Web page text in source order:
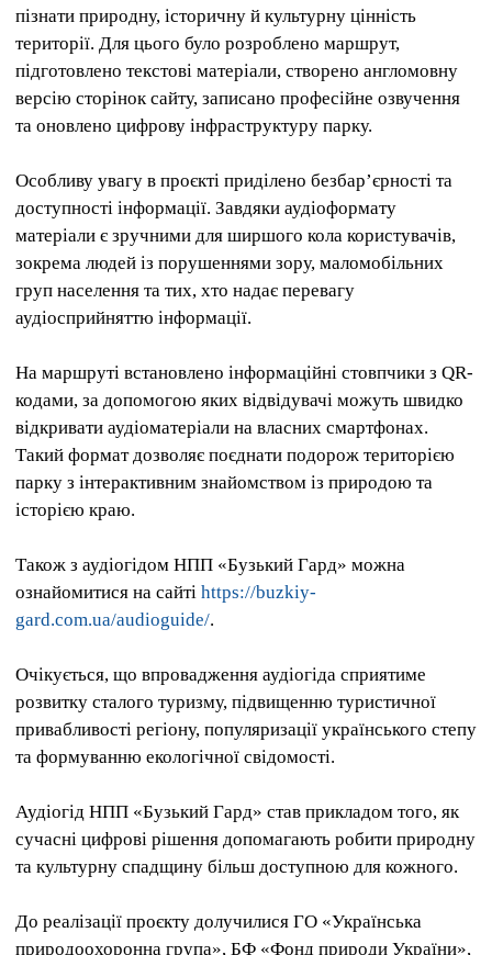
пізнати природну, історичну й культурну цінність
території. Для цього було розроблено маршрут,
підготовлено текстові матеріали, створено англомовну
версію сторінок сайту, записано професійне озвучення
та оновлено цифрову інфраструктуру парку.
Особливу увагу в проєкті приділено безбар’єрності та
доступності інформації. Завдяки аудіоформату
матеріали є зручними для ширшого кола користувачів,
зокрема людей із порушеннями зору, маломобільних
груп населення та тих, хто надає перевагу
аудіосприйняттю інформації.
На маршруті встановлено інформаційні стовпчики з QR-
кодами, за допомогою яких відвідувачі можуть швидко
відкривати аудіоматеріали на власних смартфонах.
Такий формат дозволяє поєднати подорож територією
парку з інтерактивним знайомством із природою та
історією краю.
Також з аудіогідом НПП «Бузький Гард» можна
ознайомитися на сайті https://buzkiy-
gard.com.ua/audioguide/.
Очікується, що впровадження аудіогіда сприятиме
розвитку сталого туризму, підвищенню туристичної
привабливості регіону, популяризації українського степу
та формуванню екологічної свідомості.
Аудіогід НПП «Бузький Гард» став прикладом того, як
сучасні цифрові рішення допомагають робити природну
та культурну спадщину більш доступною для кожного.
До реалізації проєкту долучилися ГО «Українська
природоохоронна група», БФ «Фонд природи України»,